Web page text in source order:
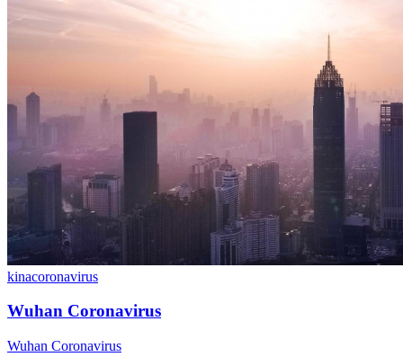
kinacoronavirus
Wuhan Coronavirus
Wuhan Coronavirus